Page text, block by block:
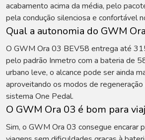
acabamento acima da média, pelo
pela condução silenciosa e confortável
Qual a autonomia do GWM
O GWM Ora 03 BEV58 entrega até
pelo padrão Inmetro com a bateria de
urbano leve, o alcance pode ser ainda
aproveitando os modos de
sistema One Pedal.
O GWM Ora 03 é bom para
Sim, o GWM Ora 03 consegue encarar